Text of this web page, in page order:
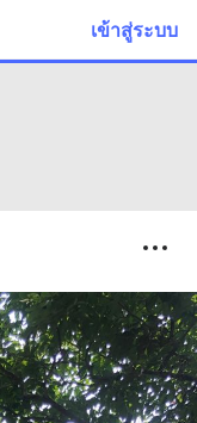
เข้าสู่ระบบ